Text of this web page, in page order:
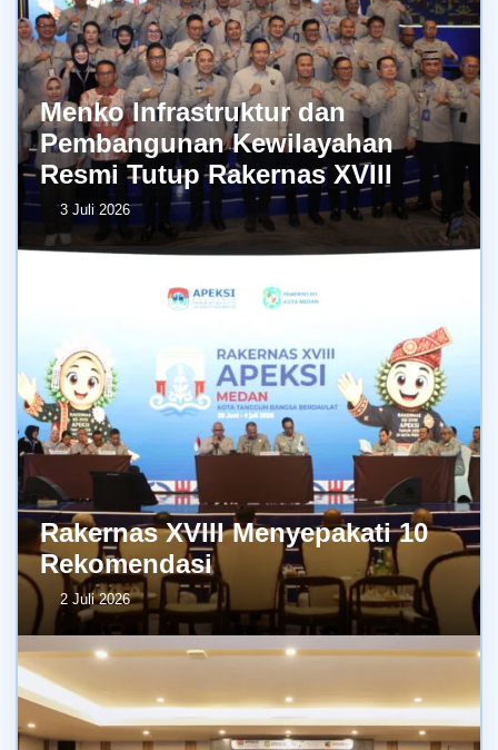
Menko Infrastruktur dan
Pembangunan Kewilayahan
Resmi Tutup Rakernas XVIII
3 Juli 2026
Rakernas XVIII Menyepakati 10
Rekomendasi
2 Juli 2026